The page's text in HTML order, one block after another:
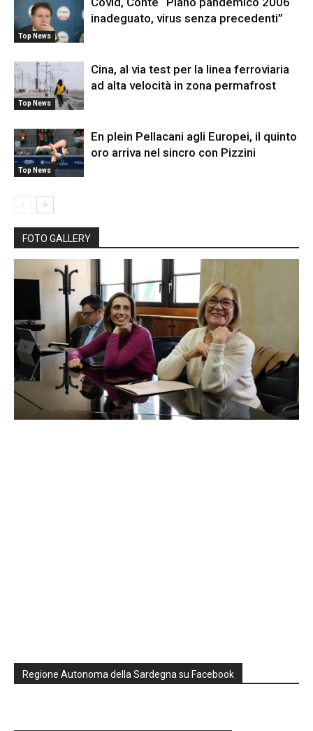
Top News
inadeguato, virus senza precedenti”
Top News
Cina, al via test per la linea ferroviaria
ad alta velocità in zona permafrost
Top News
En plein Pellacani agli Europei, il quinto
oro arriva nel sincro con Pizzini
FOTO GALLERY
Regione Autonoma della Sardegna su Facebook